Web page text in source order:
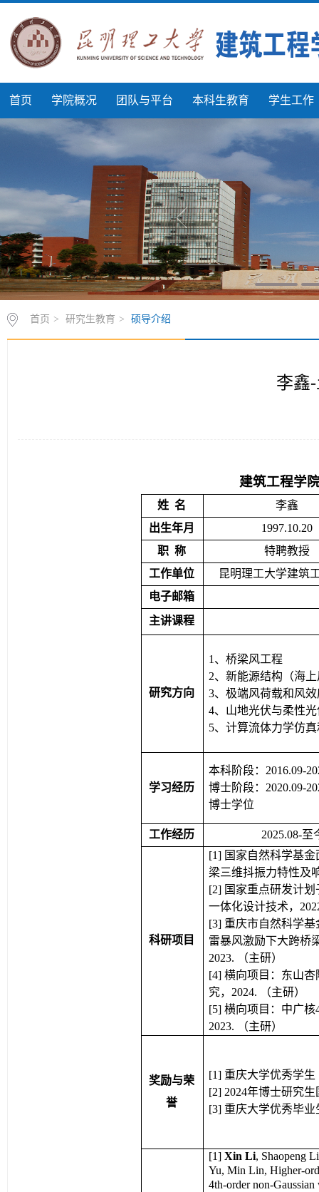
首页 学院概况 团队与平台 本科生教育 学生工作
首页 > 研究生教育 > 硕导介绍
李鑫
建筑工程学
姓  名
李鑫
出生年月
1997.10.20
职  称
特聘教授
工作单位
昆明理工大学建筑
电子邮箱
主讲课程
研究方向
1、 桥梁风工程
2、 新能源结构（海
3、 极端风荷载和风效
4、山地光伏与柔性
5、计算流体力学仿
学习经历
本科阶段：2016.09-
博士阶段：2020.09-
博士学位
工作经历 2025.08-
科研项目
[1] 国家自然科学基金
梁三维抖振力特性及
[2] 国家重点研发计
一体化设计技术，
[3] 重庆市自然科学基
雷暴风激励下大跨桥
2023. （主研）
[4] 横向项目：东山
究，2024. （主研）
[5] 横向项目：中广核
2023. （主研）
奖励与荣
誉
[1] 重庆大学优秀学生
[2] 2024年博士研究
[3] 重庆大学优秀毕业
[1] Xin Li, Shaopeng
Yu, Min Lin, Higher-
4th-order non-